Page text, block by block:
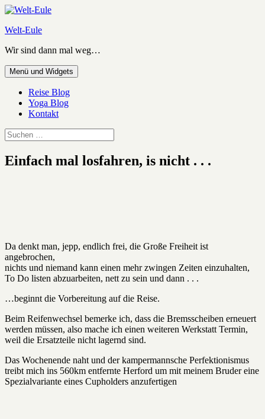
Zum
springen
Welt-Eule
Wir sind dann mal weg…
Menü und Widgets
Reise Blog
Yoga Blog
Kontakt
Suchen
nach:
Einfach mal losfahren, is nicht . . .
Da denkt man, jepp, endlich frei, die Große Freiheit ist
angebrochen,
nichts und niemand kann einen mehr zwingen Zeiten einzuhalten,
To Do listen abzuarbeiten, nett zu sein und dann . . .
…beginnt die Vorbereitung auf die Reise.
Beim Reifenwechsel bemerke ich, dass die Bremsscheiben erneuert
werden müssen, also mache ich einen weiteren Werkstatt Termin,
weil die Ersatzteile nicht lagernd sind.
Das Wochenende naht und der kampermannsche Perfektionismus
treibt mich ins 560km entfernte Herford um mit meinem Bruder eine
Spezialvariante eines Cupholders anzufertigen